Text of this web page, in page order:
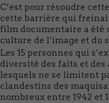
C’est pour résoudre
cette barrière qui
film documentaire a été
culture de l’image et du
Les 15 personnes qui
diversité des faits et des
lesquels ne se limitent
clandestins des
nombreux entre 1942 et